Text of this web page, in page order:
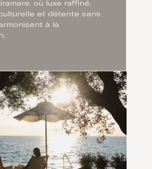
où luxe raffiné,
et détente sans
à la